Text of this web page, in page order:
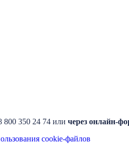
800 350 24 74 или через онлайн-
cookie-файлов